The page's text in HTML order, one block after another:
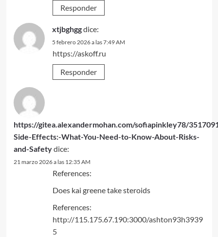
Responder
xtjbghggdice:
5 febrero 2026 a las 7:49 AM
https://askoff.ru
Responder
https://gitea.alexandermohan.com/sofiapinkley78/
Side-Effects:-What-You-Need-to-Know-About-Risks-
and-Safetydice:
21 marzo 2026 a las 12:35 AM
References:
Does kai greene take steroids
References:
http://115.175.67.190:3000/ashton93h3939
5